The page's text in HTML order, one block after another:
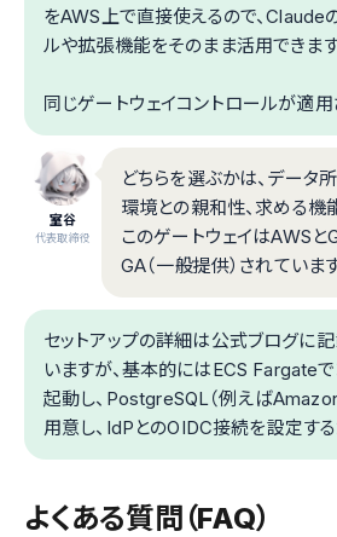
をAWS上で直接使えるので、Claude
ルや拡張機能をそのまま活用できます
同じゲートウェイコントロールが適用
室谷
代表取締役
どちらを選ぶかは、データ
環境との親和性、求める機
このゲートウェイはAWS
GA（一般提供）されています
セットアップの詳細は公式ブログに
いますが、基本的にはECS Fargate
起動し、PostgreSQL（例えば
用意し、IdPとのOIDC接続を設定する
よくある質問（FAQ）